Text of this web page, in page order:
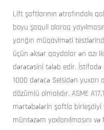
Lift şaftlarının ətrafındakı
boyu şaquli olaraq
yanğın müqaviməti
üçün əksər qaydalar ən azı
dərəcəsini tələb edir.
1000 dərəcə Selsidən
dözümlü olmalıdır. ASME
mərtəbələrin şaftla birleşdiyi
müntəzəm yoxlanılmasını